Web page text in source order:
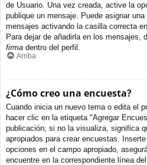
de Usuario. Una vez creada, active la
publique un mensaje. Puede asignar
mensajes activando la casilla correcta
Para dejar de añadirla en los mensajes,
firma dentro del perfil.
Arriba
¿Cómo creo una encuesta?
Cuando inicia un nuevo tema o edita el
hacer clic en la etiqueta "Agregar
publicación; si no la visualiza, significa
apropiados para crear encuestas.
opciones en el campo apropiado,
encuentre en la correspondiente línea